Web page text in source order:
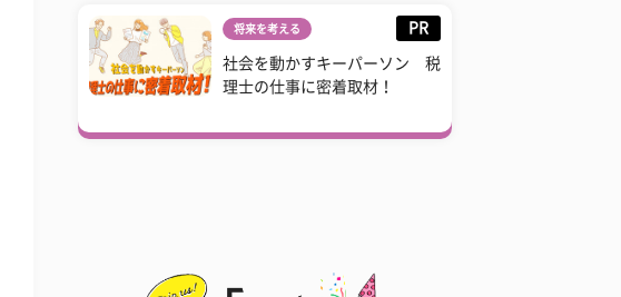
将来を考える PR
社会を動かすキーパーソン 税
理士の仕事に密着取材！